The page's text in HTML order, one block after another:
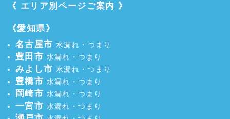
《 エリア別ページご案内 》
《愛知県》
名古屋市 水漏れ・つまり
豊田市 水漏れ・つまり
みよし市 水漏れ・つまり
豊橋市 水漏れ・つまり
岡崎市 水漏れ・つまり
一宮市 水漏れ・つまり